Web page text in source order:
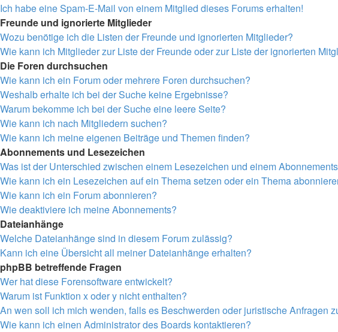
Ich habe eine Spam-E-Mail von einem Mitglied dieses Forums erhalten!
Freunde und ignorierte Mitglieder
Wozu benötige ich die Listen der Freunde und ignorierten Mitglieder?
Wie kann ich Mitglieder zur Liste der Freunde oder zur Liste der ignorierten
Die Foren durchsuchen
Wie kann ich ein Forum oder mehrere Foren durchsuchen?
Weshalb erhalte ich bei der Suche keine Ergebnisse?
Warum bekomme ich bei der Suche eine leere Seite?
Wie kann ich nach Mitgliedern suchen?
Wie kann ich meine eigenen Beiträge und Themen finden?
Abonnements und Lesezeichen
Was ist der Unterschied zwischen einem Lesezeichen und einem
Wie kann ich ein Lesezeichen auf ein Thema setzen oder ein Thema
Wie kann ich ein Forum abonnieren?
Wie deaktiviere ich meine Abonnements?
Dateianhänge
Welche Dateianhänge sind in diesem Forum zulässig?
Kann ich eine Übersicht all meiner Dateianhänge erhalten?
phpBB betreffende Fragen
Wer hat diese Forensoftware entwickelt?
Warum ist Funktion x oder y nicht enthalten?
An wen soll ich mich wenden, falls es Beschwerden oder juristische Anfragen
Wie kann ich einen Administrator des Boards kontaktieren?